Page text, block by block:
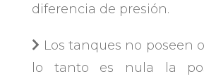
diferencia de presión.
Los tanques no poseen
lo tanto es nula la